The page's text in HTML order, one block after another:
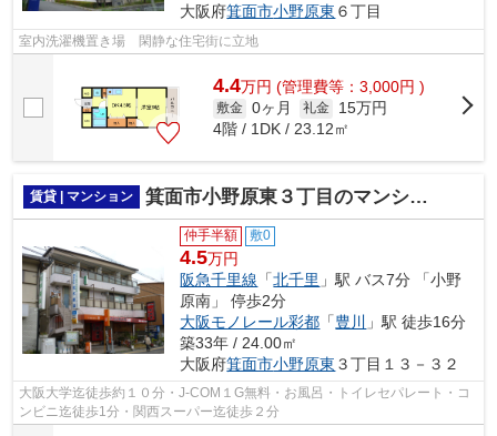
大阪府箕面市小野原東 ６丁目
室内洗濯機置き場 閑静な住宅街に立地
4.4万円 (管理費等：3,000円 )
敷金 0ヶ月 礼金
15万円
4階 / 1DK / 23.12㎡
賃貸 | マンション 箕面市小野原東３丁目のマンション
仲手半額 敷0
4.5万円
阪急千里線 「北千里 」駅 バス7分 「小野
原南」 停歩2分
大阪モノレール彩都 「豊川 」駅 徒歩16分
築33年 / 24.00㎡
大阪府箕面市小野原東 ３丁目１３－３２
大阪大学迄徒歩約１０分・J-COM１G無料・お風呂・トイレセパレート・コ
ンビニ迄徒歩1分・関西スーパー迄徒歩２分